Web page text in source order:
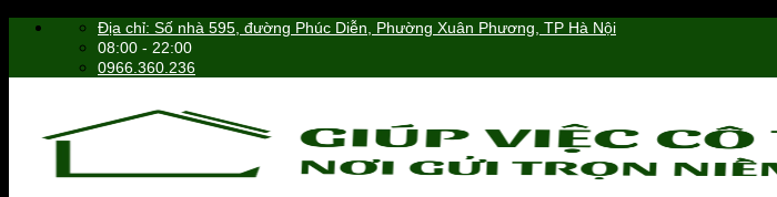
Skip
Địa chỉ: Số nhà 595, đường Phúc Diễn, Phường Xuân Phương, TP Hà Nội
08:00 - 22:00
0966.360.236